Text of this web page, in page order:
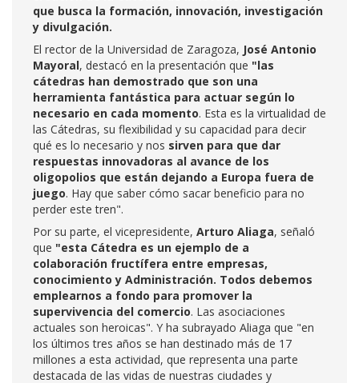
que busca la formación, innovación, investigación
y divulgación.
El rector de la Universidad de Zaragoza, José Antonio
Mayoral, destacó en la presentación que "las
cátedras han demostrado que son una
herramienta fantástica para actuar según lo
necesario en cada momento. Esta es la virtualidad de
las Cátedras, su flexibilidad y su capacidad para decir
qué es lo necesario y nos sirven para que dar
respuestas innovadoras al avance de los
oligopolios que están dejando a Europa fuera de
juego. Hay que saber cómo sacar beneficio para no
perder este tren".
Por su parte, el vicepresidente, Arturo Aliaga, señaló
que "esta Cátedra es un ejemplo de a
colaboración fructífera entre empresas,
conocimiento y Administración. Todos debemos
emplearnos a fondo para promover la
supervivencia del comercio. Las asociaciones
actuales son heroicas". Y ha subrayado Aliaga que "en
los últimos tres años se han destinado más de 17
millones a esta actividad, que representa una parte
destacada de las vidas de nuestras ciudades y